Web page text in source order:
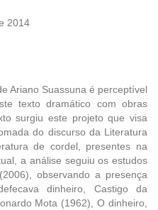
2014
Ariano Suassuna é perceptível
texto dramático com obras
surgiu este projeto que visa
do discurso da Literatura
de cordel, presentes na
a análise seguiu os estudos
observando a presença
dinheiro, Castigo da
Mota (1962), O dinheiro,